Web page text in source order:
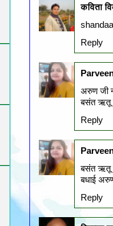
कविता
Reply
अरुण जी
बसंत ऋतू
Reply
बसंत ऋतू
बधाई
Reply